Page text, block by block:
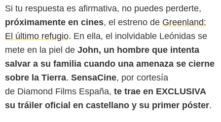
Si tu respuesta es afirmativa, no puedes perderte,
próximamente en cines, el estreno de Greenland:
El último refugio. En ella, el inolvidable Leónidas se
mete en la piel de John, un hombre que intenta
salvar a su familia cuando una amenaza se cierne
sobre la Tierra. SensaCine, por cortesía
de Diamond Films España, te trae en EXCLUSIVA
su tráiler oficial en castellano y su primer póster.